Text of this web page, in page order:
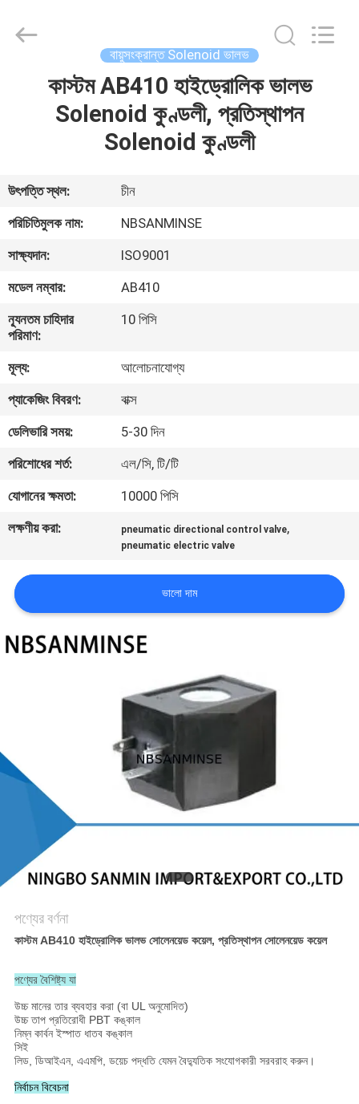
আমাদের
সম্পর্কে
কারখানা
ভ্রমণ
নিয়ন্ত্রণ
যোগাযোগ
করুন
খবর
জন্য
আবেদন
গোপনীয়তা
নীতি
Export
বায়ুসংক্রান্ত Solenoid ভালভ
কাস্টম AB410 হাইড্রোলিক ভালভ
Solenoid কুণ্ডলী, প্রতিস্থাপন
Solenoid কুণ্ডলী
উৎপত্তি স্থল:
চীন
পরিচিতিমুলক নাম:
NBSANMINSE
সাক্ষ্যদান:
ISO9001
মডেল নম্বার:
AB410
ন্যূনতম চাহিদার
পরিমাণ:
10 পিসি
মূল্য:
আলোচনাযোগ্য
প্যাকেজিং বিবরণ:
বাক্স
ডেলিভারি সময়:
5-30 দিন
পরিশোধের শর্ত:
এল/সি, টি/টি
যোগানের ক্ষমতা:
10000 পিসি
লক্ষণীয় করা:
pneumatic directional control valve,
pneumatic electric valve
ভালো দাম
পণ্যের বর্ণনা
কাস্টম AB410 হাইড্রোলিক ভালভ সোলেনয়েড কয়েল, প্রতিস্থাপন সোলেনয়েড কয়েল
পণ্যের বৈশিষ্ট্য যা
উচ্চ মানের তার ব্যবহার করা (বা UL অনুমোদিত)
উচ্চ তাপ প্রতিরোধী PBT কঙ্কাল
নিম্ন কার্বন ইস্পাত ধাতব কঙ্কাল
সিই
লিড, ডিআইএন, এএমপি, ডয়েচ পদ্ধতি যেমন বৈদ্যুতিক সংযোগকারী সরবরাহ করুন।
নির্বাচন বিবেচনা